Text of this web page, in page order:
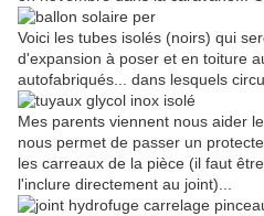
Voici les tubes isolés (noirs) qui
d'expansion à poser et en toiture
autofabriqués... dans lesquels
Mes parents viennent nous aider
nous permet de passer un
les carreaux de la pièce (il faut
l'inclure directement au joint)...